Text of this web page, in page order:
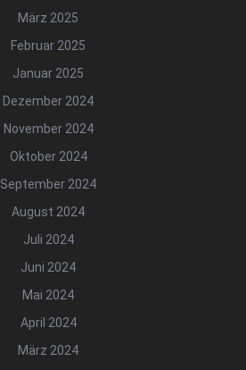
März 2025
Februar 2025
Januar 2025
Dezember 2024
November 2024
Oktober 2024
September 2024
August 2024
Juli 2024
Juni 2024
Mai 2024
April 2024
März 2024